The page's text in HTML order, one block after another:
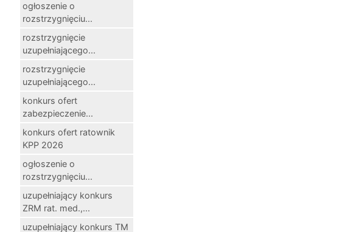
ogłoszenie o
rozstrzygnięciu...
rozstrzygnięcie
uzupełniającego...
rozstrzygnięcie
uzupełniającego...
konkurs ofert
zabezpieczenie...
konkurs ofert ratownik
KPP 2026
ogłoszenie o
rozstrzygnięciu...
uzupełniający konkurs
ZRM rat. med.,...
uzupełniający konkurs TM